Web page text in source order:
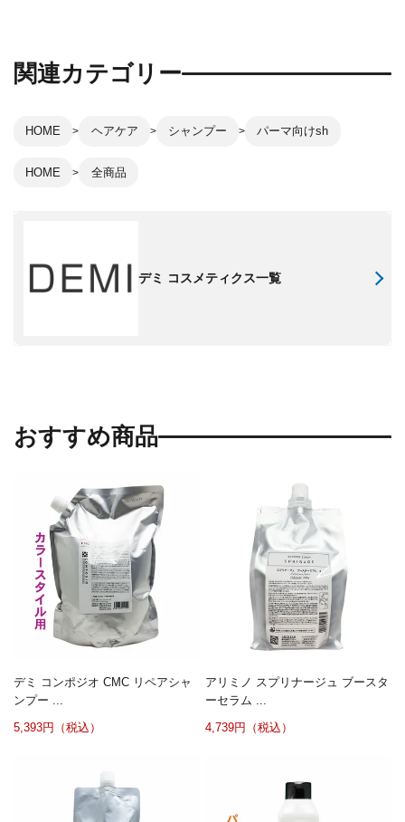
関連カテゴリー
HOME ヘアケア シャンプー パーマ向けsh
HOME 全商品
デミ コスメティクス一覧
おすすめ商品
デミ コンポジオ CMC リペアシャ
ンプー ...
5,393円（税込）
アリミノ スプリナージュ ブースタ
ーセラム ...
4,739円（税込）